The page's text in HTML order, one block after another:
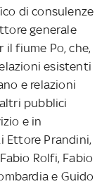
di consulenze
generale
fiume Po, che,
esistenti
e relazioni
pubblici
e in
Ettore Prandini,
Rolfi, Fabio
e Guido